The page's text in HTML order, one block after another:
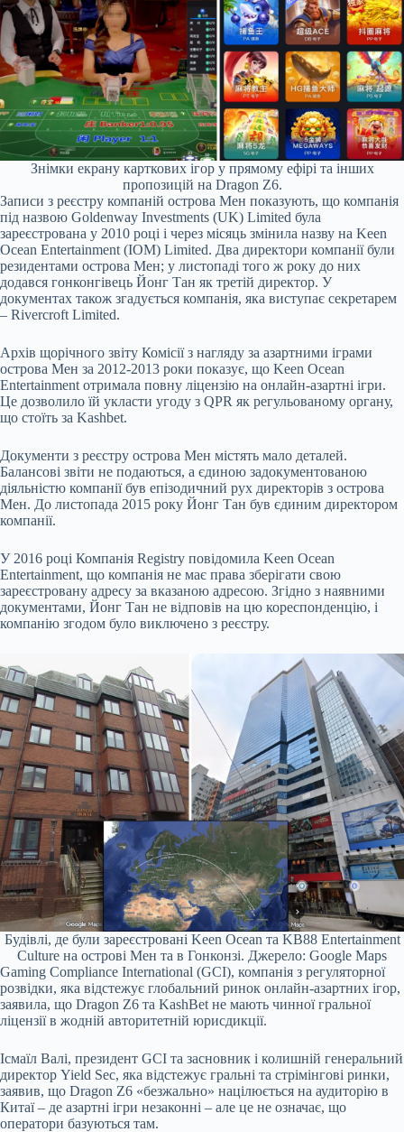
Знімки екрану карткових ігор у прямому ефірі та інших
пропозицій на Dragon Z6.
Записи з реєстру компаній острова Мен показують, що компанія
під назвою Goldenway Investments (UK) Limited була
зареєстрована у 2010 році і через місяць змінила назву на Keen
Ocean Entertainment (IOM) Limited. Два директори компанії були
резидентами острова Мен; у листопаді того ж року до них
додався гонконгівець Йонг Тан як третій директор. У
документах також згадується компанія, яка виступає секретарем
– Rivercroft Limited.
Архів щорічного звіту Комісії з нагляду за азартними іграми
острова Мен за 2012-2013 роки показує, що Keen Ocean
Entertainment отримала повну ліцензію на онлайн-азартні ігри.
Це дозволило їй укласти угоду з QPR як регульованому органу,
що стоїть за Kashbet.
Документи з реєстру острова Мен містять мало деталей.
Балансові звіти не подаються, а єдиною задокументованою
діяльністю компанії був епізодичний рух директорів з острова
Мен. До листопада 2015 року Йонг Тан був єдиним директором
компанії.
У 2016 році Компанія Registry повідомила Keen Ocean
Entertainment, що компанія не має права зберігати свою
зареєстровану адресу за вказаною адресою. Згідно з наявними
документами, Йонг Тан не відповів на цю кореспонденцію, і
компанію згодом було виключено з реєстру.
Будівлі, де були зареєстровані Keen Ocean та KB88 Entertainment
Culture на острові Мен та в Гонконзі. Джерело: Google Maps
Gaming Compliance International (GCI), компанія з регуляторної
розвідки, яка відстежує глобальний ринок онлайн-азартних ігор,
заявила, що Dragon Z6 та KashBet не мають чинної гральної
ліцензії в жодній авторитетній юрисдикції.
Ісмаїл Валі, президент GCI та засновник і колишній генеральний
директор Yield Sec, яка відстежує гральні та стрімінгові ринки,
заявив, що Dragon Z6 «безжально» націлюється на аудиторію в
Китаї – де азартні ігри незаконні – але це не означає, що
оператори базуються там.